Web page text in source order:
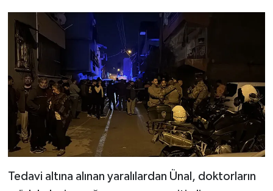
Tedavi altına alınan yaralılardan Ünal, doktorların